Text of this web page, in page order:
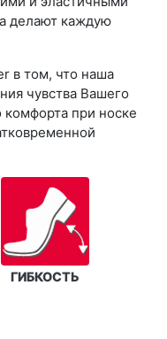
делают каждую
в том, что наша
чувства Вашего
при носке
ГИБКОСТЬ